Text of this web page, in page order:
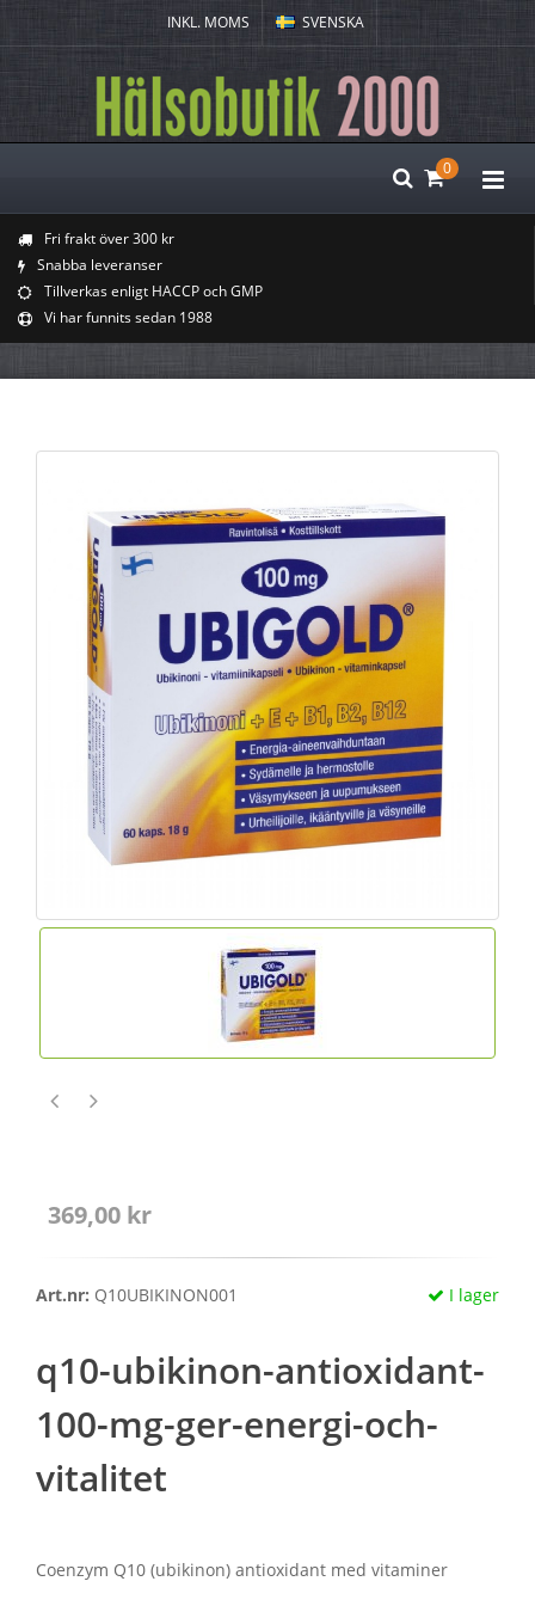
INKL. MOMS SVENSKA
0
Fri frakt över 300 kr
Snabba leveranser
Tillverkas enligt HACCP och GMP
Vi har funnits sedan 1988
369,00 kr
I lager
Art.nr: Q10UBIKINON001
q10-ubikinon-antioxidant-
100-mg-ger-energi-och-
vitalitet
Coenzym Q10 (ubikinon) antioxidant med vitaminer